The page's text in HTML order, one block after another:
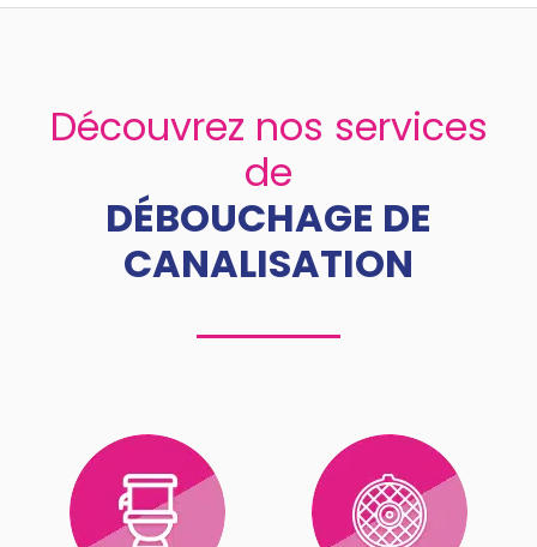
Découvrez nos services
de
DÉBOUCHAGE DE
CANALISATION